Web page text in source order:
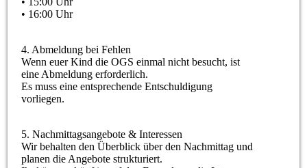
• 16:00 Uhr
4. Abmeldung bei Fehlen
Wenn euer Kind die OGS einmal nicht besucht, ist
eine Abmeldung erforderlich.
Es muss eine entsprechende Entschuldigung
vorliegen.
5. Nachmittagsangebote & Interessen
Wir behalten den Überblick über den Nachmittag und
planen die Angebote strukturiert.